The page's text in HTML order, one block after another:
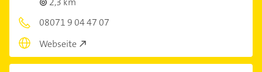
08071 9 04 47 07
Webseite